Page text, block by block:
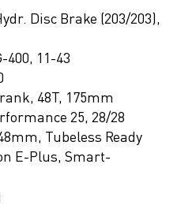
Disc Brake (203/203),
400, 11-43
48T, 175mm
25, 28/28
Tubeless Ready
E-Plus, Smart-